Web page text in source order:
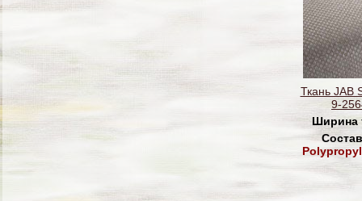
Ткань JAB
9-
Ширина